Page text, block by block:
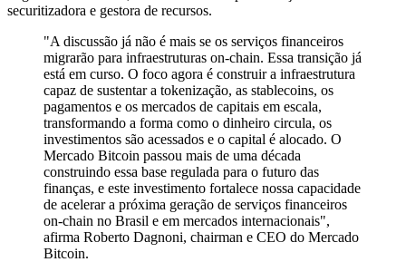
securitizadora e gestora de recursos.
"A discussão já não é mais se os serviços financeiros
migrarão para infraestruturas on-chain. Essa transição já
está em curso. O foco agora é construir a infraestrutura
capaz de sustentar a tokenização, as stablecoins, os
pagamentos e os mercados de capitais em escala,
transformando a forma como o dinheiro circula, os
investimentos são acessados e o capital é alocado. O
Mercado Bitcoin passou mais de uma década
construindo essa base regulada para o futuro das
finanças, e este investimento fortalece nossa capacidade
de acelerar a próxima geração de serviços financeiros
on-chain no Brasil e em mercados internacionais",
afirma Roberto Dagnoni, chairman e CEO do Mercado
Bitcoin.